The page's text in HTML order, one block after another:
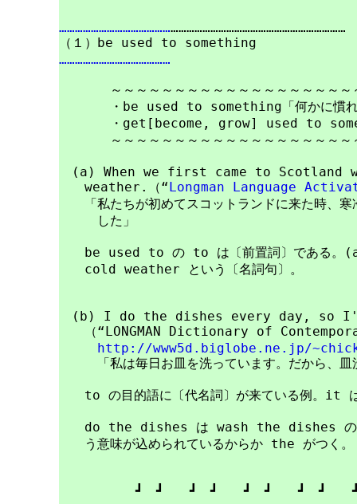
………………………………………………………………………………………………
……………………………………
～～～～～～～～～～～～～～～～～～～
・be used to something「何かに慣れ
・get[become, grow] used to
～～～～～～～～～～～～～～～～～～～
(a) When we first came to
weather.（“ Longman Language
「私たちが初めてスコットランドに来た時、寒
した」
be used to の to は〔前置詞〕である
cold weather という〔名詞句〕。
(b) I do the dishes every day, so
（“LONGMAN Dictionary of
http://www5d.biglobe.ne.jp/
「私は毎日お皿を洗っています。だから、皿
to の目的語に〔代名詞〕が来ている例。
do the dishes は wash the dishes のこと
う意味が込められているからか the がつく。
┛　┛　　┛　┛　　┛　┛　　┛　┛　　